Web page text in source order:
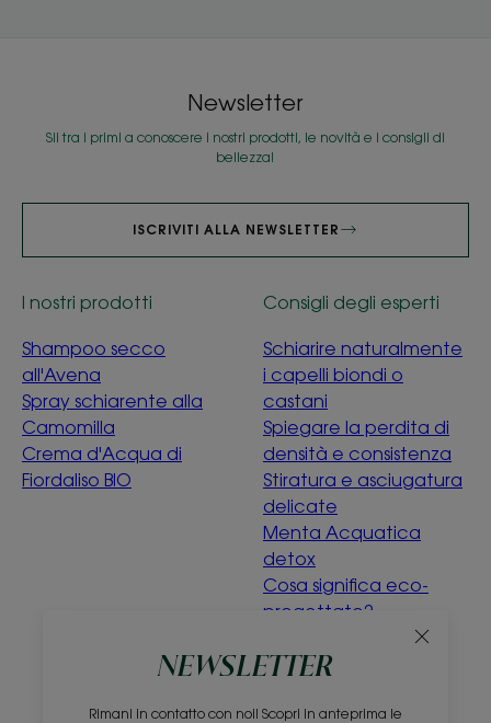
NEWSLETTER
Rimani in contatto con noi! Scopri in anteprima le
Newsletter
Sii tra i primi a conoscere i nostri prodotti, le novità e i consigli di
bellezza!
ISCRIVITI ALLA NEWSLETTER
I nostri prodotti
Shampoo secco
all'Avena
Spray schiarente alla
Camomilla
Crema d'Acqua di
Fiordaliso BIO
Consigli degli esperti
Schiarire naturalmente
i capelli biondi o
castani
Spiegare la perdita di
densità e consistenza
Stiratura e asciugatura
delicate
Menta Acquatica
detox
Cosa significa eco-
progettato?
Chi siamo
Raccolta Raccolta